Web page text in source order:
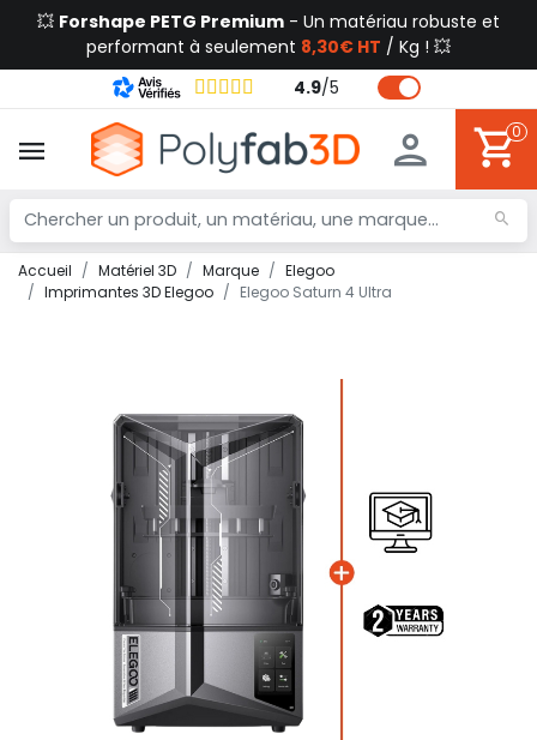
💥 Forshape PETG Premium - Un matériau robuste et
performant à seulement 8,30€ HT / Kg ! 💥
4.9/5
0
Accueil Matériel 3D Marque
Elegoo
Imprimantes 3D Elegoo
Elegoo Saturn 4 Ultra